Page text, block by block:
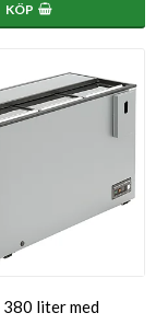
KÖP
380 liter med